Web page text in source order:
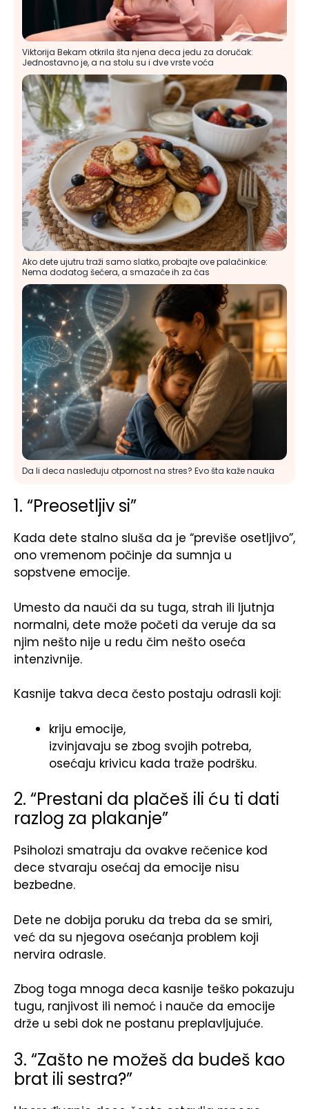
Viktorija Bekam otkrila šta njena deca jedu za doručak:
Jednostavno je, a na stolu su i dve vrste voća
Ako dete ujutru traži samo slatko, probajte ove palačinkice:
Nema dodatog šećera, a smazaće ih za čas
Da li deca nasleđuju otpornost na stres? Evo šta kaže nauka
1. “Preosetljiv si”
Kada dete stalno sluša da je “previše osetljivo”,
ono vremenom počinje da sumnja u
sopstvene emocije.
Umesto da nauči da su tuga, strah ili ljutnja
normalni, dete može početi da veruje da sa
njim nešto nije u redu čim nešto oseća
intenzivnije.
Kasnije takva deca često postaju odrasli koji:
kriju emocije,
izvinjavaju se zbog svojih potreba,
osećaju krivicu kada traže podršku.
2. “Prestani da plačeš ili ću ti dati
razlog za plakanje”
Psiholozi smatraju da ovakve rečenice kod
dece stvaraju osećaj da emocije nisu
bezbedne.
Dete ne dobija poruku da treba da se smiri,
već da su njegova osećanja problem koji
nervira odrasle.
Zbog toga mnoga deca kasnije teško pokazuju
tugu, ranjivost ili nemoć i nauče da emocije
drže u sebi dok ne postanu preplavljujuće.
3. “Zašto ne možeš da budeš kao
brat ili sestra?”